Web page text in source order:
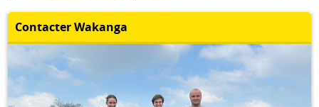
Contacter Wakanga